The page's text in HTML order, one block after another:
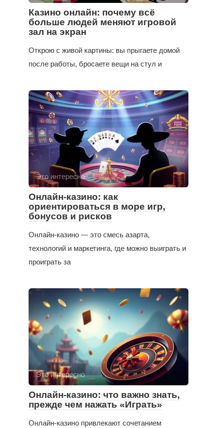
Казино онлайн: почему всё
больше людей меняют игровой
зал на экран
Открою с живой картины: вы прыгаете домой
после работы, бросаете вещи на стул и
Это интересно
Онлайн-казино: как
ориентироваться в море игр,
бонусов и рисков
Онлайн-казино — это смесь азарта,
технологий и маркетинга, где можно выиграть и
проиграть за
Это интересно
Онлайн-казино: что важно знать,
прежде чем нажать «Играть»
Онлайн-казино привлекают сочетанием